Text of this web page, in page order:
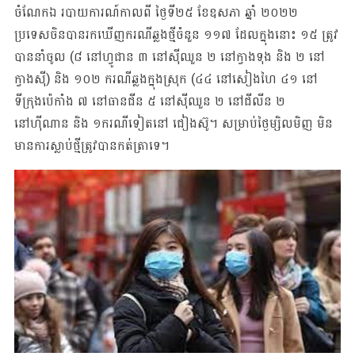
ចំណែកឯ របាយការណ៍កាលពី ថ្ងៃទី២៥ ខែឧសភា ឆ្នាំ ២០២២
ប្រទេសចិនបានរកឃើញករណីឆ្លងថ្មីចំនួន ១១៧ ដែលក្នុងនោះ ១៥ ត្រូវ
បាននាំចូល (៨ នៅហ្វូជាន ៣ នៅស៊ីឈួន ២ នៅក្វាងទុង និង ២ នៅ
ក្វាងស៊ី) និង ១០២ ករណីឆ្លងក្នុងស្រុក (៤៤ នៅសៀងហៃ ៤១ នៅ
ទីក្រុងប៉េកាំង ៧ នៅធានជីន ៥ នៅស៊ីឈួន ២ នៅជីលីន ២
នៅហ៊ីណាន និង ១ករណីទៀតនៅ ជៀងស៊ូ។ សម្រាប់ថ្ងៃម្សិលមិញ មិន
មានការស្លាប់ថ្មីត្រូវបានកត់ត្រាទេ។